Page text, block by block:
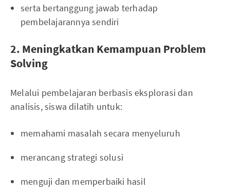
serta bertanggung jawab terhadap
pembelajarannya sendiri
2. Meningkatkan Kemampuan Problem
Solving
Melalui pembelajaran berbasis eksplorasi dan
analisis, siswa dilatih untuk:
memahami masalah secara menyeluruh
merancang strategi solusi
menguji dan memperbaiki hasil